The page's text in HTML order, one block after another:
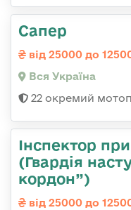
Сапер
від 25000 до
Вся Україна
22 окремий
Інспектор
(Гвардія
кордон”)
від 25000 до